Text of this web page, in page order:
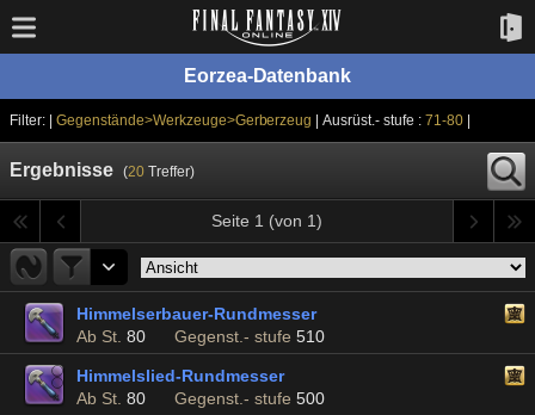
Eorzea-Datenbank
Filter: | Gegenstände>Werkzeuge>Gerberzeug | Ausrüst.- stufe :71-80
Ergebnisse (20Treffer)
Seite 1 (von 1)
Himmelserbauer-Rundmesser
Ab St. 80 Gegenst.- stufe 510
Himmelslied-Rundmesser
Ab St. 80 Gegenst.- stufe 500